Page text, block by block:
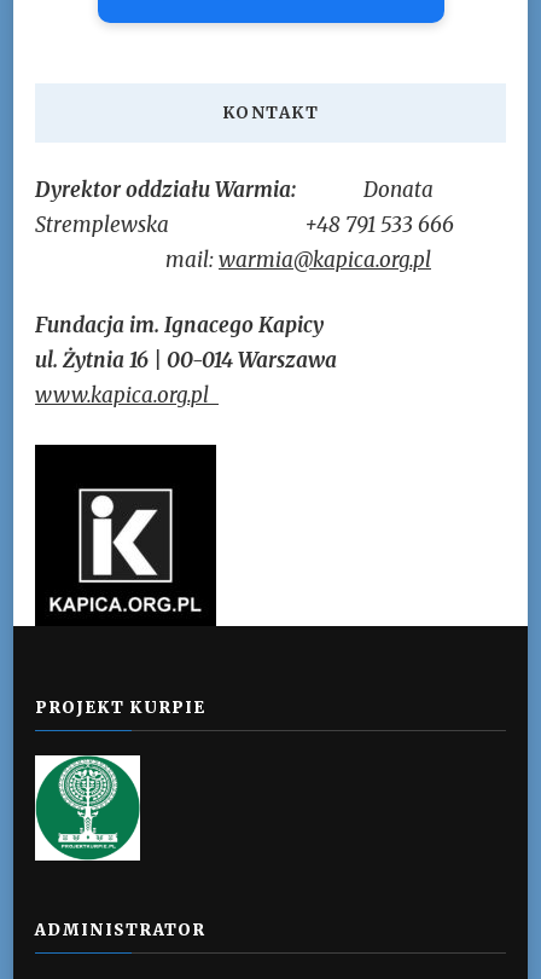
KONTAKT
Dyrektor oddziału Warmia: Donata
Stremplewska +48 791 533 666
mail:warmia@kapica.org.pl
Fundacja im. Ignacego Kapicy
ul. Żytnia 16 | 00-014 Warszawa
www.kapica.org.pl
PROJEKT KURPIE
ADMINISTRATOR